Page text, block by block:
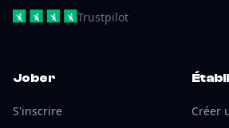
Trustpilot
Jober
S'inscrire
Créer